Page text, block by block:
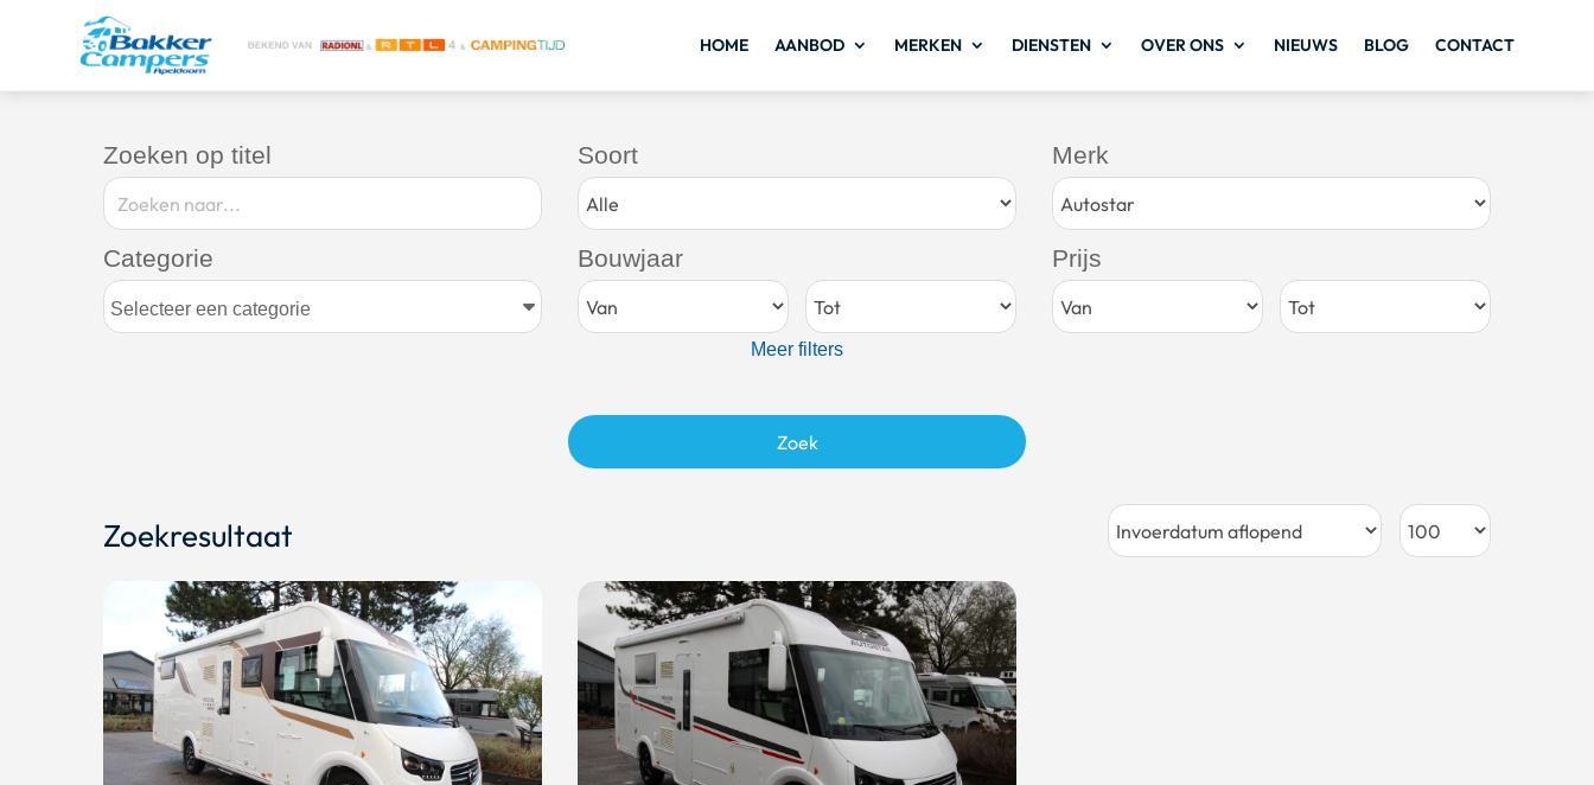
HOME AANBOD MERKEN DIENSTEN OVER ONS NIEUWS BLOG CONTACT
Zoeken op titel Soort Merk
Categorie
Selecteer een categorie
Bouwjaar Prijs
Meer filters
Zoekresultaat